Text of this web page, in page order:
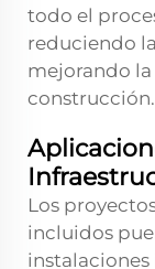
todo el
reduciendo
mejorando
construcción.
Los
incluidos